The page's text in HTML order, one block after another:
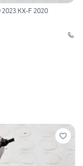
KX-F 2020